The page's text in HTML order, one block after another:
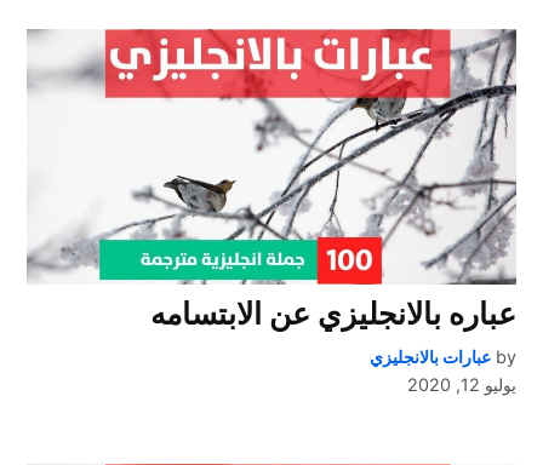
عباره بالانجليزي عن الابتسامه
by عبارات بالانجليزي
يوليو 12, 2020